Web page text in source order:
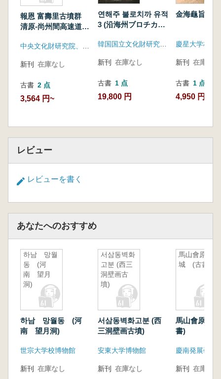
報恩 富壽里古墳群
清原-尚州間高速道路
新刊 在庫なし
古書 2 点
3,564 円~
연해주 불로치까 유적
3 (沿海州ブロチカ遺
韓国国立文化財研究所、ロシア科学院シベリア支部考古学民族学研究所
新刊 在庫なし
古書 1 点
19,800 円
金海龜旨路
慶星大学校博
新刊 在庫なし
古書 1 点
4,950 円
レビュー
レビューを書く
あなたへのおすすめ
하남 망월
동 (河
南 望月
洞)
하남 망월동 (河
南 望月洞)
世宗大学校博物館
新刊 在庫なし
서삼동벽화
고분 (西三
洞壁画古
墳)
서삼동벽화고분 (西
三洞壁画古墳)
安東大学博物館
新刊 在庫なし
馬山會原縣
城 (古書)
馬山會原縣
書)
新刊 在庫なし